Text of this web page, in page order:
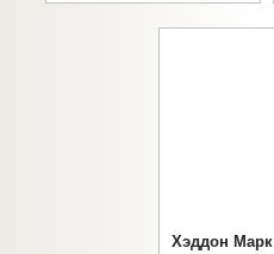
Хэддон Марк